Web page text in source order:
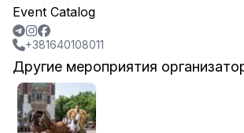
Event Catalog
+381640108011
Другие мероприятия